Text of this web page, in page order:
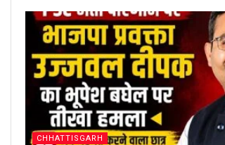
CHHATTISGARH